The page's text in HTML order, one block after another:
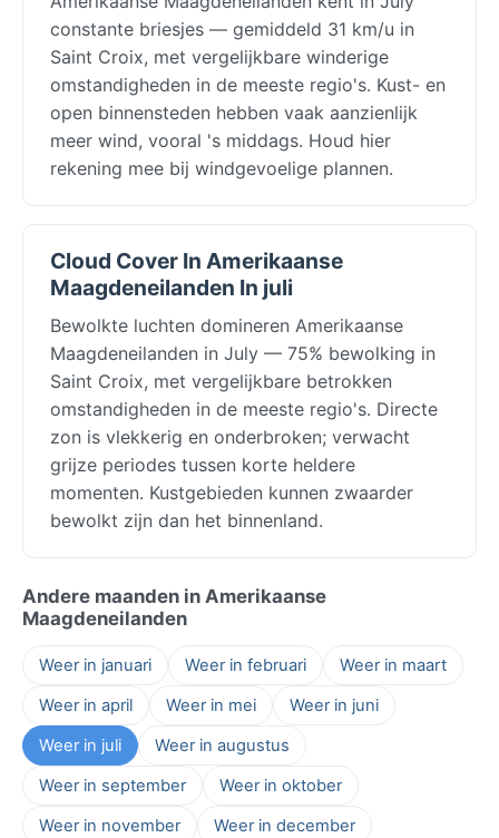
constante briesjes — gemiddeld 31 km/u in
Saint Croix, met vergelijkbare winderige
omstandigheden in de meeste regio's. Kust- en
open binnensteden hebben vaak aanzienlijk
meer wind, vooral 's middags. Houd hier
rekening mee bij windgevoelige plannen.
Cloud Cover In Amerikaanse
Maagdeneilanden In juli
Bewolkte luchten domineren Amerikaanse
Maagdeneilanden in July — 75% bewolking in
Saint Croix, met vergelijkbare betrokken
omstandigheden in de meeste regio's. Directe
zon is vlekkerig en onderbroken; verwacht
grijze periodes tussen korte heldere
momenten. Kustgebieden kunnen zwaarder
bewolkt zijn dan het binnenland.
Andere maanden in Amerikaanse
Maagdeneilanden
Weer in januari Weer in februari
Weer in maart
Weer in april
Weer in mei
Weer in juni
Weer in juli
Weer in augustus
Weer in september
Weer in oktober
Weer in november
Weer in december